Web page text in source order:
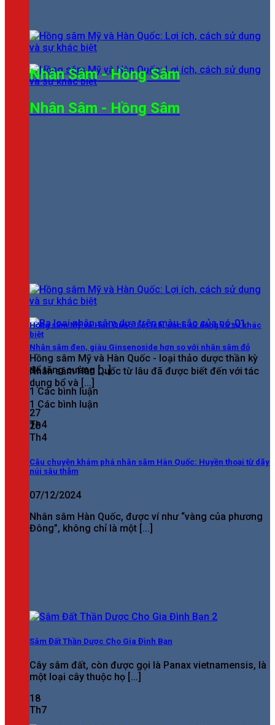
Nhân Sâm - Hồng Sâm
Nhân sâm đen, giàu Ginsenoside hơn so với nhân sâm đỏ
Nhân sâm Hàn Quốc từ lâu đã được biết đến với tác
dụng bổ và [...]
1 Các bình luận
26
Th4
Câu chuyện khám phá nhân sâm Hàn Quốc: Huyền thoại từ dãy
núi sâu thẳm
07/12/2024
Nhân sâm Hàn Quốc, được ví như “vàng của phương
Đông”, không chỉ là một [...]
Nhân Sâm - Hồng Sâm
Hồng sâm Mỹ và Hàn Quốc: Lợi ích, cách sử dụng và sự khác
biệt
Hồng sâm Mỹ và Hàn Quốc - loại thảo dược thần kỳ
để tăng cường [...]
1 Các bình luận
27
Th4
Sâm Đất Thần Dược Cho Gia Đình Bạn
Cây sâm đất, còn được gọi là Panax vietnamensis, là
một loại cây thuộc họ [...]
18
Th7